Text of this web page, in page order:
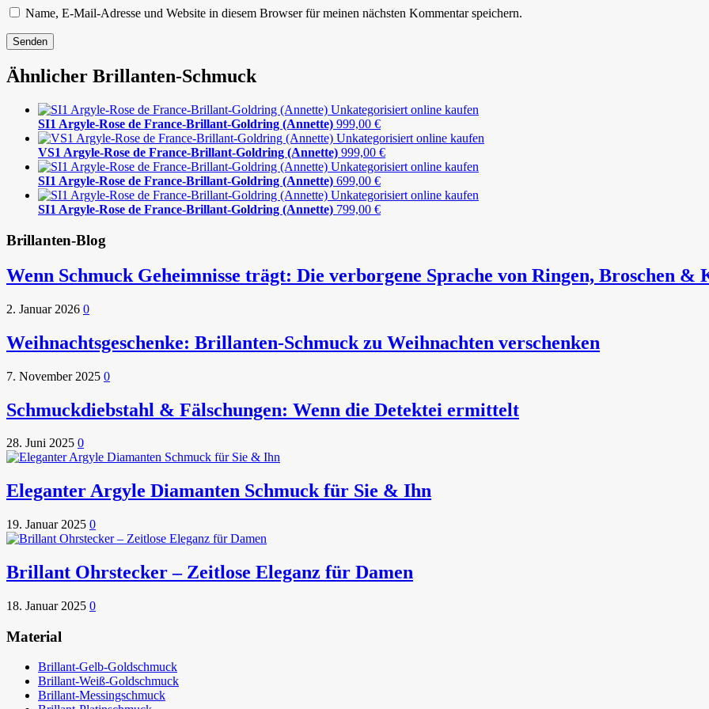
Name, E-Mail-Adresse und Website in diesem Browser für meinen nächsten Kommentar speichern.
Ähnlicher Brillanten-Schmuck
SI1 Argyle-Rose de France-Brillant-Goldring (Annette) 999,00 €
VS1 Argyle-Rose de France-Brillant-Goldring (Annette) 999,00 €
SI1 Argyle-Rose de France-Brillant-Goldring (Annette) 699,00 €
SI1 Argyle-Rose de France-Brillant-Goldring (Annette) 799,00 €
Brillanten-Blog
Wenn Schmuck Geheimnisse trägt: Die verborgene Sprache von Ringen, Broschen &
2. Januar 2026 0
Weihnachtsgeschenke: Brillanten-Schmuck zu Weihnachten verschenken
7. November 2025 0
Schmuckdiebstahl & Fälschungen: Wenn die Detektei ermittelt
28. Juni 2025 0
Eleganter Argyle Diamanten Schmuck für Sie & Ihn
19. Januar 2025 0
Brillant Ohrstecker – Zeitlose Eleganz für Damen
18. Januar 2025 0
Material
Brillant-Gelb-Goldschmuck
Brillant-Weiß-Goldschmuck
Brillant-Messingschmuck